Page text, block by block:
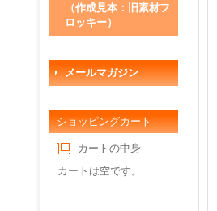
（作成見本：旧素材フ
ロッキー）
メールマガジン
ショッピングカート
カートの中身
カートは空です。